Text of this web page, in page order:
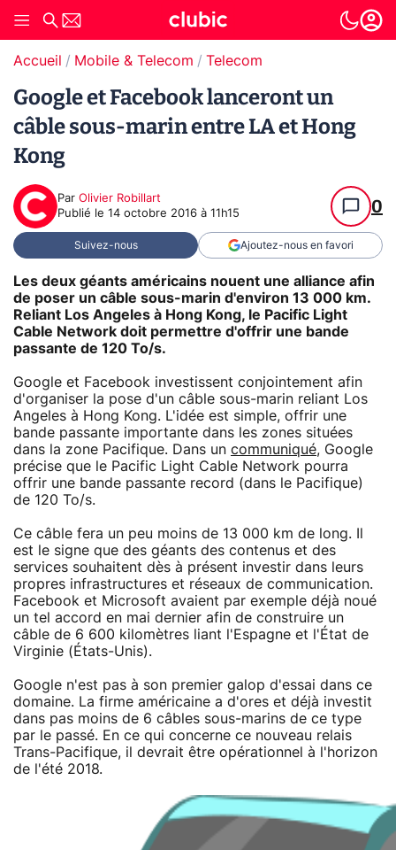
Accueil Mobile & Telecom Telecom
Google et Facebook lanceront un
câble sous-marin entre LA et Hong
Kong
Par Olivier Robillart
Publié le 14 octobre 2016 à 11h15 0
Suivez-nous Ajoutez-nous en favori
Les deux géants américains nouent une alliance afin
de poser un câble sous-marin d'environ 13 000 km.
Reliant Los Angeles à Hong Kong, le Pacific Light
Cable Network doit permettre d'offrir une bande
passante de 120 To/s.
Google et Facebook investissent conjointement afin
d'organiser la pose d'un câble sous-marin reliant Los
Angeles à Hong Kong. L'idée est simple, offrir une
bande passante importante dans les zones situées
dans la zone Pacifique. Dans un communiqué, Google
précise que le Pacific Light Cable Network pourra
offrir une bande passante record (dans le Pacifique)
de 120 To/s.
Ce câble fera un peu moins de 13 000 km de long. Il
est le signe que des géants des contenus et des
services souhaitent dès à présent investir dans leurs
propres infrastructures et réseaux de communication.
Facebook et Microsoft avaient par exemple déjà noué
un tel accord en mai dernier afin de construire un
câble de 6 600 kilomètres liant l'Espagne et l'État de
Virginie (États-Unis).
Google n'est pas à son premier galop d'essai dans ce
domaine. La firme américaine a d'ores et déjà investit
dans pas moins de 6 câbles sous-marins de ce type
par le passé. En ce qui concerne ce nouveau relais
Trans-Pacifique, il devrait être opérationnel à l'horizon
de l'été 2018.